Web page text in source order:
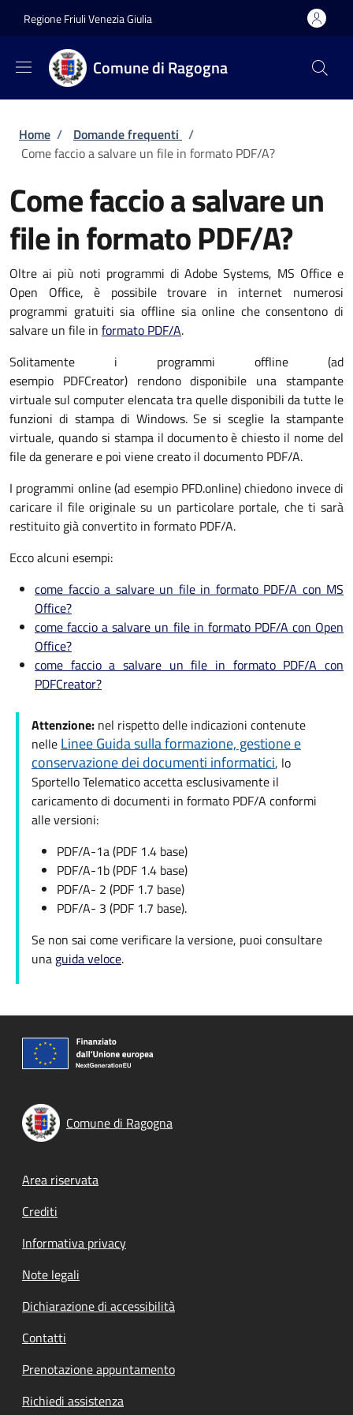
Regione Friuli Venezia Giulia
Comune di Ragogna
Briciole di pane
Home / Domande frequenti /
Come faccio a salvare un file in formato PDF/A?
Come faccio a salvare un
file in formato PDF/A?
Oltre ai più noti programmi di Adobe Systems, MS Office e
Open Office, è possibile trovare in internet numerosi
programmi gratuiti sia offline sia online che consentono di
salvare un file in formato PDF/A.
Solitamente i programmi offline (ad
esempio PDFCreator) rendono disponibile una stampante
virtuale sul computer elencata tra quelle disponibili da tutte le
funzioni di stampa di Windows. Se si sceglie la stampante
virtuale, quando si stampa il documento è chiesto il nome del
file da generare e poi viene creato il documento PDF/A.
I programmi online (ad esempio PFD.online) chiedono invece di
caricare il file originale su un particolare portale, che ti sarà
restituito già convertito in formato PDF/A.
Ecco alcuni esempi:
come faccio a salvare un file in formato PDF/A con MS
Office?
come faccio a salvare un file in formato PDF/A con Open
Office?
come faccio a salvare un file in formato PDF/A con
PDFCreator?
Attenzione: nel rispetto delle indicazioni contenute
nelle Linee Guida sulla formazione, gestione e
conservazione dei documenti informatici, lo
Sportello Telematico accetta esclusivamente il
caricamento di documenti in formato PDF/A conformi
alle versioni:
PDF/A-1a (PDF 1.4 base)
PDF/A-1b (PDF 1.4 base)
PDF/A- 2 (PDF 1.7 base)
PDF/A- 3 (PDF 1.7 base).
Se non sai come verificare la versione, puoi consultare
una guida veloce.
Comune di Ragogna
Footer menu
Area riservata
Crediti
Informativa privacy
Note legali
Dichiarazione di accessibilità
Contatti
Prenotazione appuntamento
Richiedi assistenza